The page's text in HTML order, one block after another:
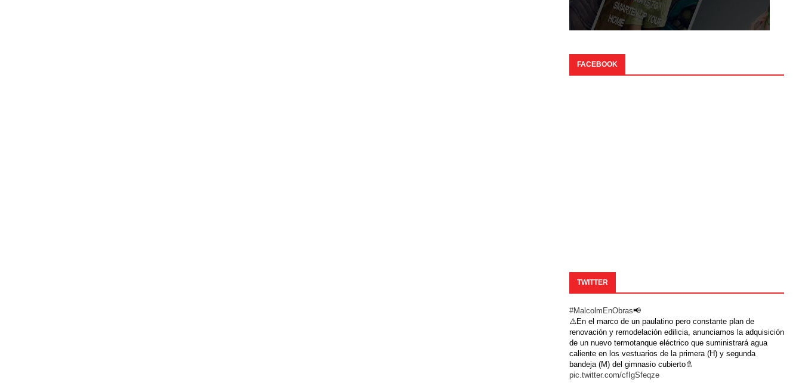
FACEBOOK
TWITTER
#MalcolmEnObras📢
⚠️En el marco de un paulatino pero constante plan de
renovación y remodelación edilicia, anunciamos la adquisición
de un nuevo termotanque eléctrico que suministrará agua
caliente en los vestuarios de la primera (H) y segunda
bandeja (M) del gimnasio cubierto🚿
pic.twitter.com/cfIgSfeqze